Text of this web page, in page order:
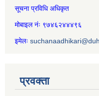
सूचना प्रविधि अधिकृत
मोबाइल नंः ९७४६२४४४९६
इमेलः
प्रवक्ता